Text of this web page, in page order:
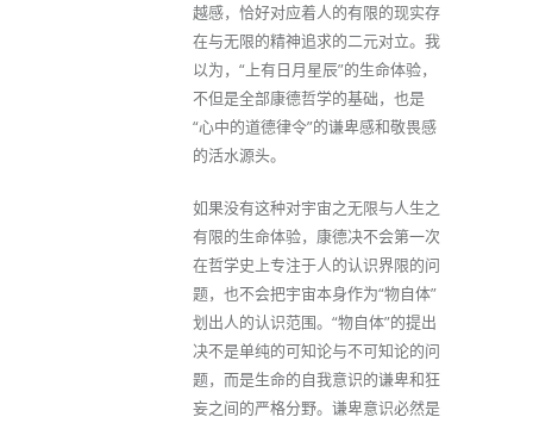
越感，恰好对应着人的有限的现实存
在与无限的精神追求的二元对立。我
以为，“上有日月星辰”的生命体验，
不但是全部康德哲学的基础，也是
“心中的道德律令”的谦卑感和敬畏感
的活水源头。
如果没有这种对宇宙之无限与人生之
有限的生命体验，康德决不会第一次
在哲学史上专注于人的认识界限的问
题，也不会把宇宙本身作为“物自体”
划出人的认识范围。“物自体”的提出
决不是单纯的可知论与不可知论的问
题，而是生命的自我意识的谦卑和狂
妄之间的严格分野。谦卑意识必然是